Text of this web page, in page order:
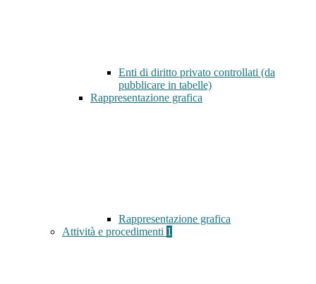
Enti di diritto privato controllati (da
pubblicare in tabelle)
Rappresentazione grafica
Rappresentazione grafica
Attività e procedimenti 1